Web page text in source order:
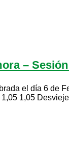
– Sesión
el día 6 de
1,05